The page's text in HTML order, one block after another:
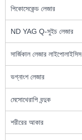
পিকোসেকেন্ড লেজার
ND YAG Q-সুইচ লেজার
সার্জিকাল লেজার লাইপোলাইসিস
ভগ্নাংশ লেজার
মেসোথেরাপি বন্দুক
শরীরের আকার